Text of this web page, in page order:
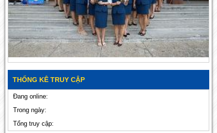
THỐNG KÊ TRUY CẬP
Đang online:
Trong ngày:
Tổng truy cập: